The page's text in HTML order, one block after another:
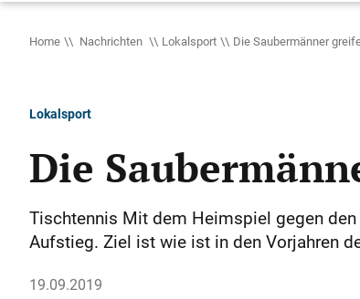
Home Nachrichten Lokalsport Die Saubermänner
Lokalsport
Die
Tischtennis Mit dem Heimspiel gegen
Aufstieg. Ziel ist wie ist in den Vorjahren
19.09.2019